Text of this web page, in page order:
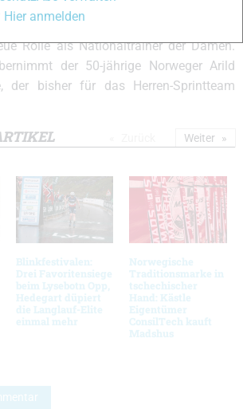
Lars Öberg kann dies alles“, meinte
Damen-Cheftrainer Rikard Grip
Rolle als Nationaltrainer der Damen.
der 50-jährige Norweger Arild
der bisher für das Herren-Sprintteam
Blinkfestivalen:
Drei Favoritensiege
beim Lysebotn Opp,
Hedegart düpiert
die Langlauf-Elite
einmal mehr
Norwegische
Traditionsmarke in
tschechischer
Hand: Kästle
Eigentümer
ConsilTech kauft
Madshus
Weiter
anmelden